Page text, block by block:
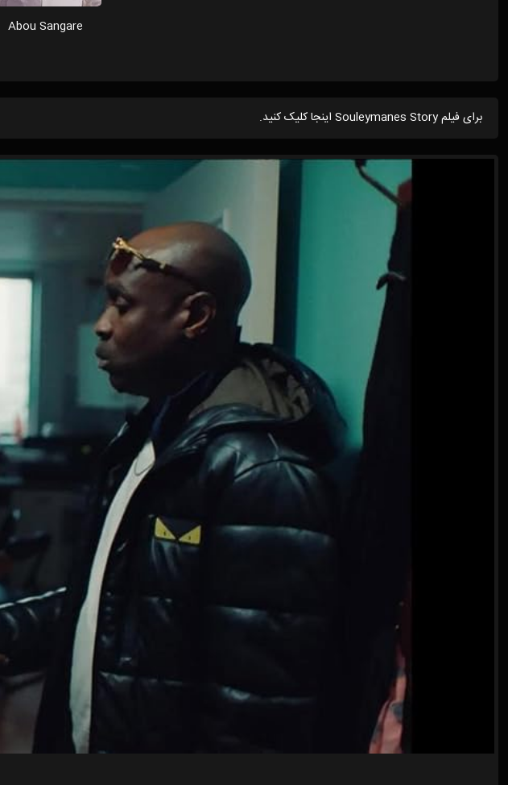
Abou Sangare
برای فیلم Souleymanes Story اینجا کلیک کنید.